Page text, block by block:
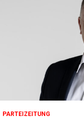
PARTEIZEITUNG